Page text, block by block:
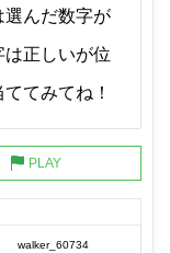
選んだ数字が
正しいが位
てみてね！
walker_60734